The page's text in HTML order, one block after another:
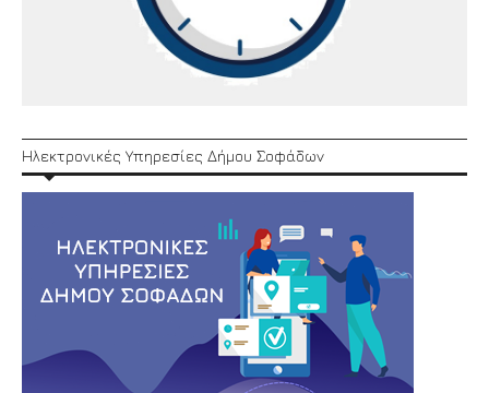
Ηλεκτρονικές Υπηρεσίες Δήμου Σοφάδων